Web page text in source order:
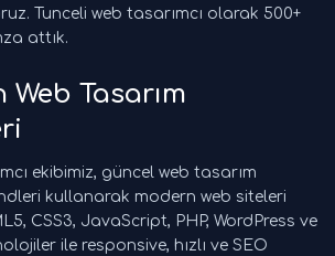
Tunceli web tasarımcı olarak 500+
attık.
Web Tasarım
ekibimiz, güncel web tasarım
kullanarak modern web siteleri
CSS3, JavaScript, PHP, WordPress ve
ile responsive, hızlı ve SEO